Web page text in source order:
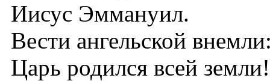
Иисус Эммануил.
Вести ангельской
Царь родился всей земли!